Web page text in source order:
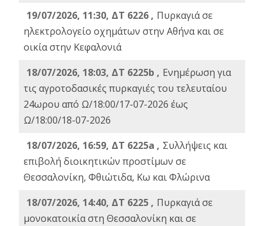
19/07/2026, 11:30, ΔΤ 6226 , Πυρκαγιά σε
ηλεκτρολογείο οχημάτων στην Αθήνα και σε
οικία στην Κεφαλονιά
18/07/2026, 18:03, ΔΤ 6225b , Ενημέρωση για
τις αγροτοδασικές πυρκαγιές του τελευταίου
24ωρου από Ω/18:00/17-07-2026 έως
Ω/18:00/18-07-2026
18/07/2026, 16:59, ΔT 6225a , Συλλήψεις και
επιβολή διοικητικών προστίμων σε
Θεσσαλονίκη, Φθιώτιδα, Κω και Φλώρινα
18/07/2026, 14:40, ΔΤ 6225 , Πυρκαγιά σε
μονοκατοικία στη Θεσσαλονίκη και σε